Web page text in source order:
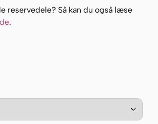
reservedele? Så kan du også læse
.